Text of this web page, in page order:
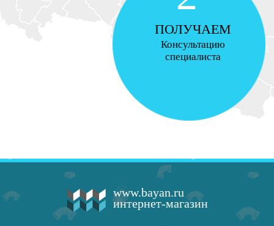
ПОЛУЧАЕМ
Консультацию
специалиста
www.bayan.ru
интернет-магазин